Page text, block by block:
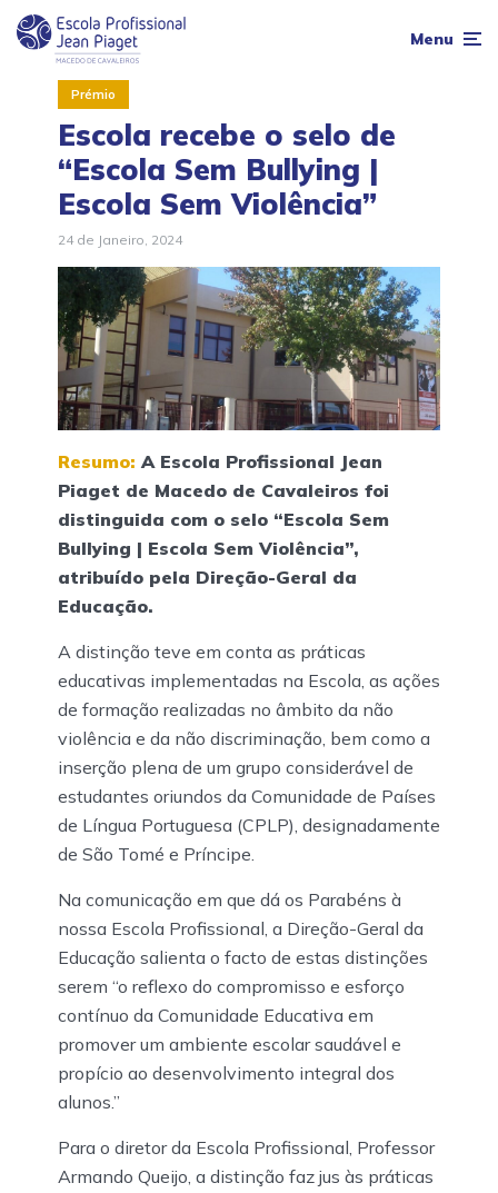
Menu
Prémio
Escola recebe o selo de
“Escola Sem Bullying |
Escola Sem Violência”
24 de Janeiro, 2024
Resumo: A Escola Profissional Jean
Piaget de Macedo de Cavaleiros foi
distinguida com o selo “Escola Sem
Bullying | Escola Sem Violência”,
atribuído pela Direção-Geral da
Educação.
A distinção teve em conta as práticas
educativas implementadas na Escola, as ações
de formação realizadas no âmbito da não
violência e da não discriminação, bem como a
inserção plena de um grupo considerável de
estudantes oriundos da Comunidade de Países
de Língua Portuguesa (CPLP), designadamente
de São Tomé e Príncipe.
Na comunicação em que dá os Parabéns à
nossa Escola Profissional, a Direção-Geral da
Educação salienta o facto de estas distinções
serem “o reflexo do compromisso e esforço
contínuo da Comunidade Educativa em
promover um ambiente escolar saudável e
propício ao desenvolvimento integral dos
alunos.”
Para o diretor da Escola Profissional, Professor
Armando Queijo, a distinção faz jus às práticas